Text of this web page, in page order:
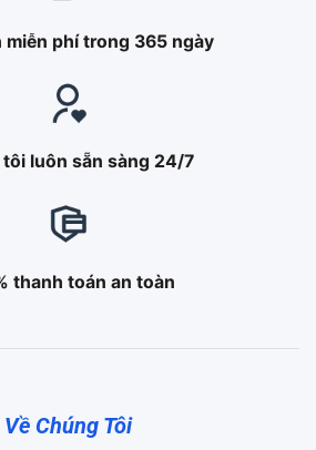
miễn phí trong 365 ngày
luôn sẵn sàng 24/7
thanh toán an toàn
Về Chúng Tôi